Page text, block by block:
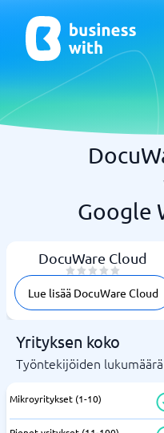
Google
DocuWare Cloud
Lue lisää DocuWare Cloud
Yrityksen koko
Työntekijöiden lukumäärä
Mikroyritykset (1-10)